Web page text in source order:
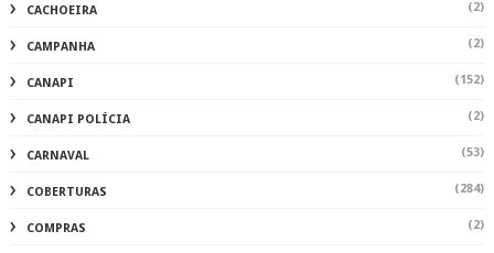
CACHOEIRA (2)
CAMPANHA (2)
CANAPI (152)
CANAPI POLÍCIA (2)
CARNAVAL (53)
COBERTURAS (284)
COMPRAS (2)